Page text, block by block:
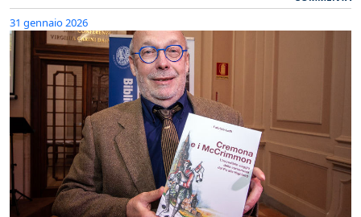
31 gennaio 2026